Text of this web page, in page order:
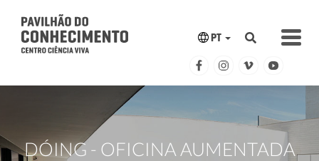
PT
DÓING - OFICINA AUMENTADA